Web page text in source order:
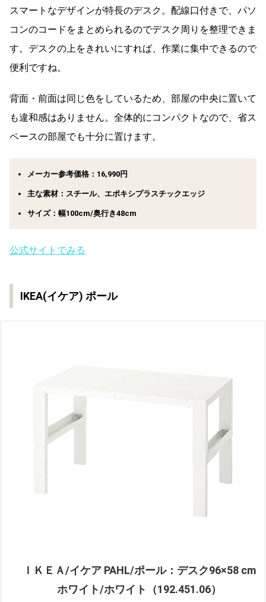
スマートなデザインが特長のデスク。配線口付きで、パソ
コンのコードをまとめられるのでデスク周りを整理できま
す。デスクの上をきれいにすれば、作業に集中できるので
便利ですね。
背面・前面は同じ色をしているため、部屋の中央に置いて
も違和感はありません。全体的にコンパクトなので、省ス
ペースの部屋でも十分に置けます。
メーカー参考価格：16,990円
主な素材：スチール、エポキシプラスチックエッジ
サイズ：幅100cm/奥行き48cm
公式サイトでみる
IKEA(イケア) ポール
ＩＫＥＡ/イケア PAHL/ポール：デスク96×58 cm
ホワイト/ホワイト（192.451.06）